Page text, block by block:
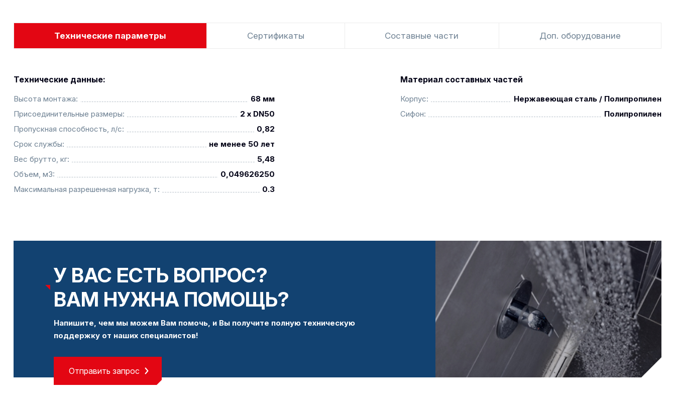
Технические параметры Сертификаты Составные части Доп. оборудование
Технические данные:
Высота монтажа:
68 мм
Присоединительные размеры:
2 x DN50
Пропускная способность, л/с:
0,82
Срок службы:
не менее 50 лет
Вес брутто, кг:
5,48
Объем, м3:
0,049626250
Максимальная разрешенная нагрузка, т:
0.3
Материал составных частей
Корпус:
Нержавеющая сталь / Полипропилен
Сифон:
Полипропилен
У ВАС ЕСТЬ ВОПРОС?
ВАМ НУЖНА ПОМОЩЬ?
Напишите, чем мы можем Вам помочь, и Вы получите полную техническую
поддержку от наших специалистов!
Отправить запрос